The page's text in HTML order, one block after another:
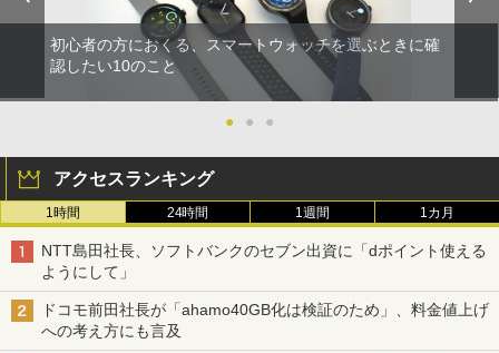
初心者の方におくる、スマートウォッチを選ぶときに確
認したい10のこと
● ● ●
アクセスランキング
1時間 24時間 1週間 1カ月
NTT島田社長、ソフトバンクのセブン出資に「dポイント使える
ようにして」
ドコモ前田社長が「ahamo40GB化は検証のため」、料金値上げ
への考え方にも言及